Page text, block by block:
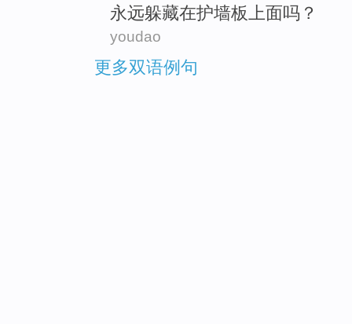
永远躲藏在护墙板上面吗？
youdao
更多双语例句